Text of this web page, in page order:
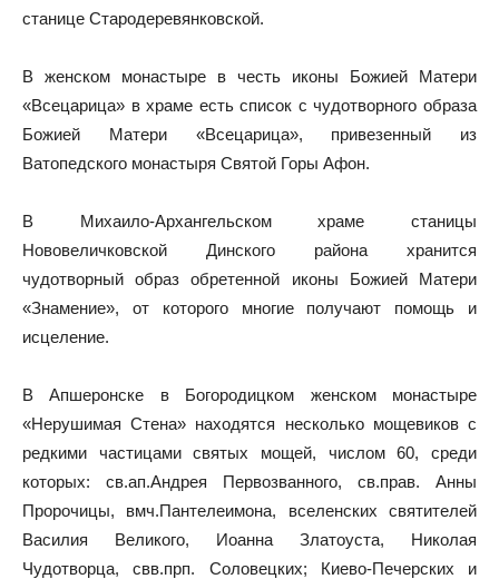
станице Стародеревянковской.
В женском монастыре в честь иконы Божией Матери
«Всецарица» в храме есть список с чудотворного образа
Божией Матери «Всецарица», привезенный из
Ватопедского монастыря Святой Горы Афон.
В Михаило-Архангельском храме станицы
Нововеличковской Динского района хранится
чудотворный образ обретенной иконы Божией Матери
«Знамение», от которого многие получают помощь и
исцеление.
В Апшеронске в Богородицком женском монастыре
«Нерушимая Стена» находятся несколько мощевиков с
редкими частицами святых мощей, числом 60, среди
которых: св.ап.Андрея Первозванного, св.прав. Анны
Пророчицы, вмч.Пантелеимона, вселенских святителей
Василия Великого, Иоанна Златоуста, Николая
Чудотворца, свв.прп. Соловецких; Киево-Печерских и